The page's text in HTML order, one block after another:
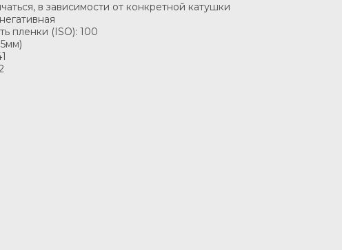
в зависимости от конкретной катушки
пленки (ISO): 100